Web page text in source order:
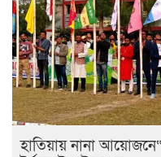
হাতিয়ায় নানা